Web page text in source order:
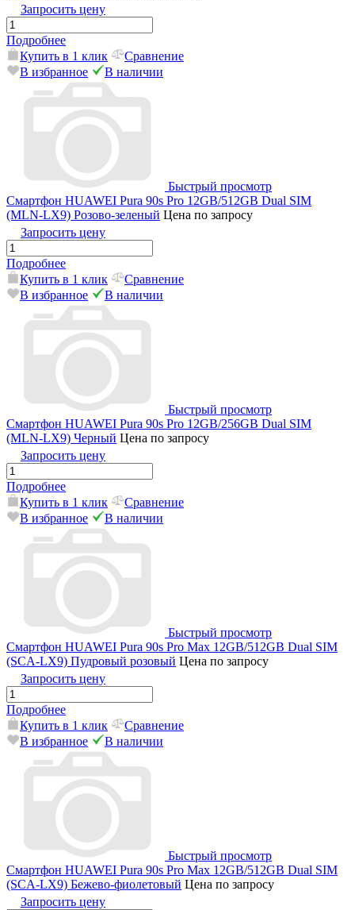
Запросить цену
Подробнее
Купить в 1 клик
Сравнение
В избранное
В наличии
Быстрый просмотр
Смартфон HUAWEI Pura 90s Pro 12GB/512GB Dual SIM
(MLN-LX9) Розово-зеленый Цена по запросу
Запросить цену
Подробнее
Купить в 1 клик
Сравнение
В избранное
В наличии
Быстрый просмотр
Смартфон HUAWEI Pura 90s Pro 12GB/256GB Dual SIM
(MLN-LX9) Черный Цена по запросу
Запросить цену
Подробнее
Купить в 1 клик
Сравнение
В избранное
В наличии
Быстрый просмотр
Смартфон HUAWEI Pura 90s Pro Max 12GB/512GB Dual SIM
(SCA-LX9) Пудровый розовый Цена по запросу
Запросить цену
Подробнее
Купить в 1 клик
Сравнение
В избранное
В наличии
Быстрый просмотр
Смартфон HUAWEI Pura 90s Pro Max 12GB/512GB Dual SIM
(SCA-LX9) Бежево-фиолетовый Цена по запросу
Запросить цену